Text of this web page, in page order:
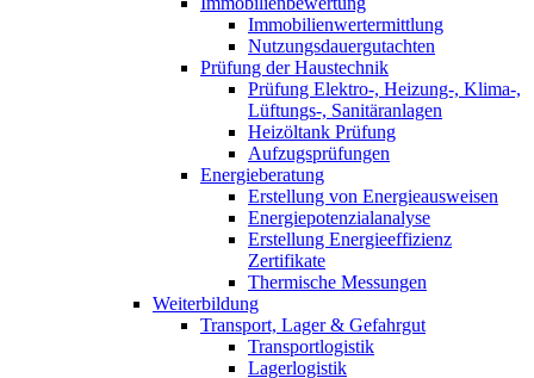
Immobilienwertermittlung
Nutzungsdauergutachten
Prüfung der Haustechnik
Prüfung Elektro-, Heizung-, Klima-,
Lüftungs-, Sanitäranlagen
Heizöltank Prüfung
Aufzugsprüfungen
Energieberatung
Erstellung von Energieausweisen
Energiepotenzialanalyse
Erstellung Energieeffizienz
Zertifikate
Thermische Messungen
Weiterbildung
Transport, Lager & Gefahrgut
Transportlogistik
Lagerlogistik